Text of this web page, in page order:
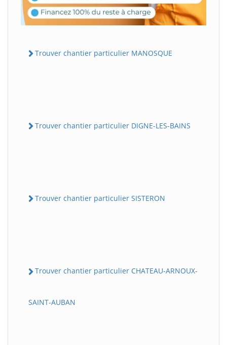
Trouver chantier particulier MANOSQUE
Trouver chantier particulier DIGNE-LES-BAINS
Trouver chantier particulier SISTERON
Trouver chantier particulier CHATEAU-ARNOUX-
SAINT-AUBAN